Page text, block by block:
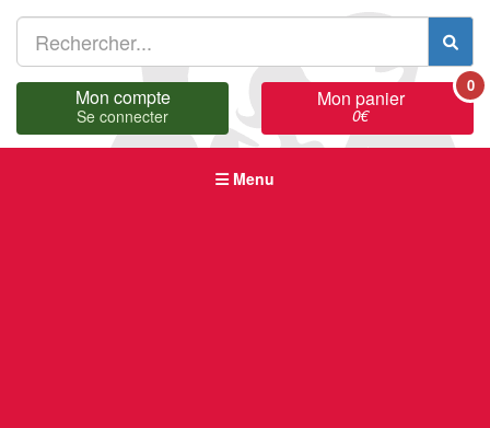
Mon compte
Se connecter
Mon panier
0€
0
Menu